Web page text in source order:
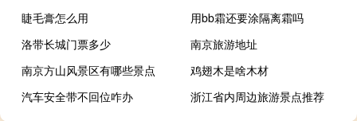
睫毛膏怎么用
用bb霜还要涂隔离霜吗
洛带长城门票多少
南京旅游地址
南京方山风景区有哪些景点
鸡翅木是啥木材
汽车安全带不回位咋办
浙江省内周边旅游景点推荐